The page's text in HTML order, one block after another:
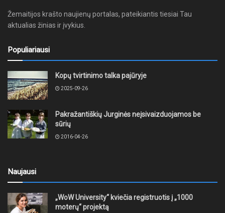
Žemaitijos krašto naujienų portalas, pateikiantis tiesiai Tau
aktualias žinias ir įvykius.
Populiariausi
Kopų tvirtinimo talka pajūryje
2025-09-26
Pakražantiškių Jurginės neįsivaizduojamos be
sūrių
2016-04-26
Naujausi
„WoW University“ kviečia registruotis į „1000
moterų“ projektą